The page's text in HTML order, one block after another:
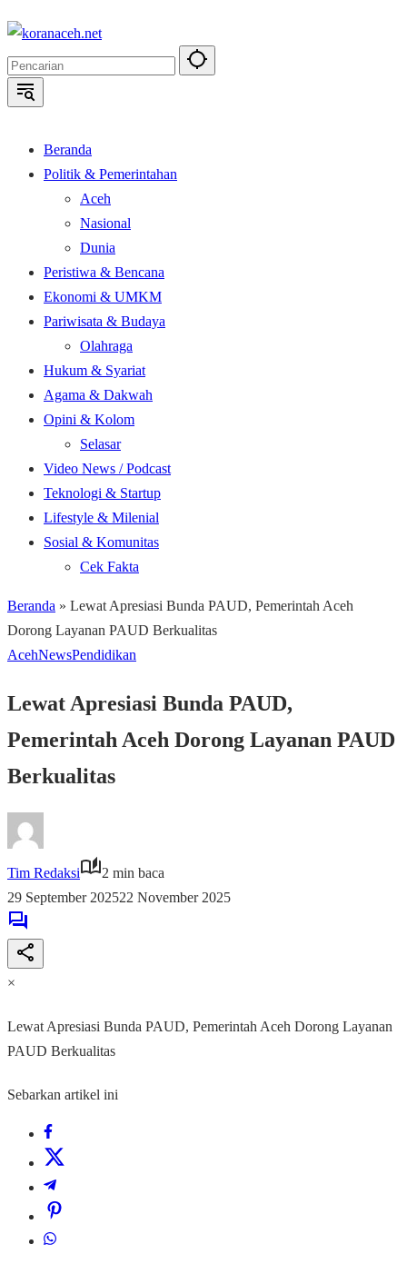
Langsung
konten
Beranda
Politik & Pemerintahan
Aceh
Nasional
Dunia
Peristiwa & Bencana
Ekonomi & UMKM
Pariwisata & Budaya
Olahraga
Hukum & Syariat
Agama & Dakwah
Opini & Kolom
Selasar
Video News / Podcast
Teknologi & Startup
Lifestyle & Milenial
Sosial & Komunitas
Cek Fakta
Beranda » Lewat Apresiasi Bunda PAUD, Pemerintah Aceh
Dorong Layanan PAUD Berkualitas
AcehNewsPendidikan
Lewat Apresiasi Bunda PAUD,
Pemerintah Aceh Dorong Layanan PAUD
Berkualitas
Tim Redaksi
2 min baca
29 September 202522 November 2025
×
Lewat Apresiasi Bunda PAUD, Pemerintah Aceh Dorong Layanan
PAUD Berkualitas
Sebarkan artikel ini